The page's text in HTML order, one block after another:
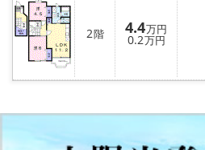
2階 4.4万円
0.2万円